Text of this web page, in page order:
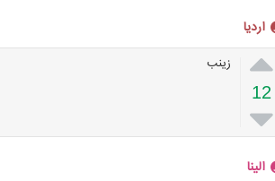
اردیا

12

زینب
الینا